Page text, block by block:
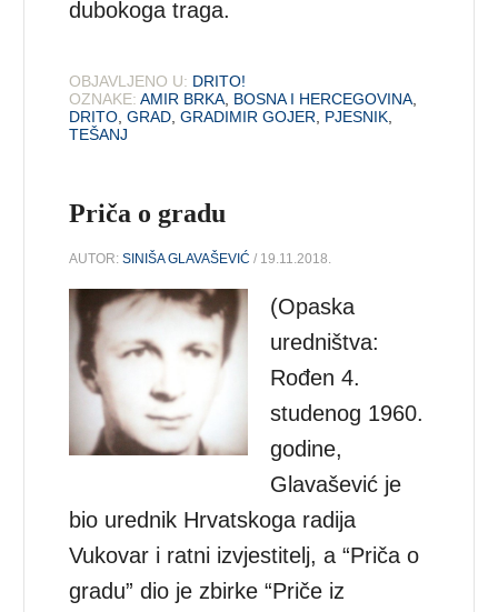
dubokoga traga.
OBJAVLJENO U: DRITO!
OZNAKE: AMIR BRKA BOSNA I HERCEGOVINA
DRITO ,GRAD ,GRADIMIR GOJER PJESNIK
TEŠANJ
Priča o gradu
AUTOR:SINIŠA GLAVAŠEVIĆ / 19.11.2018.
(Opaska
uredništva:
Rođen 4.
studenog 1960.
godine,
Glavašević je
bio urednik Hrvatskoga radija
Vukovar i ratni izvjestitelj, a “Priča o
gradu” dio je zbirke “Priče iz